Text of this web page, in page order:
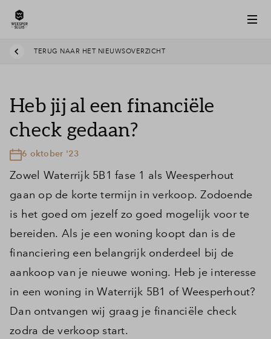
TERUG NAAR HET NIEUWSOVERZICHT
Heb jij al een financiële
check gedaan?
6 oktober '23
Zowel Waterrijk 5B1 fase 1 als Weesperhout
gaan op de korte termijn in verkoop. Zodoende
is het goed om jezelf zo goed mogelijk voor te
bereiden. Als je een woning koopt dan is de
financiering een belangrijk onderdeel bij de
aankoop van je nieuwe woning. Heb je interesse
in een woning in Waterrijk 5B1 of Weesperhout?
Dan ontvangen wij graag je financiële check
zodra de verkoop start.